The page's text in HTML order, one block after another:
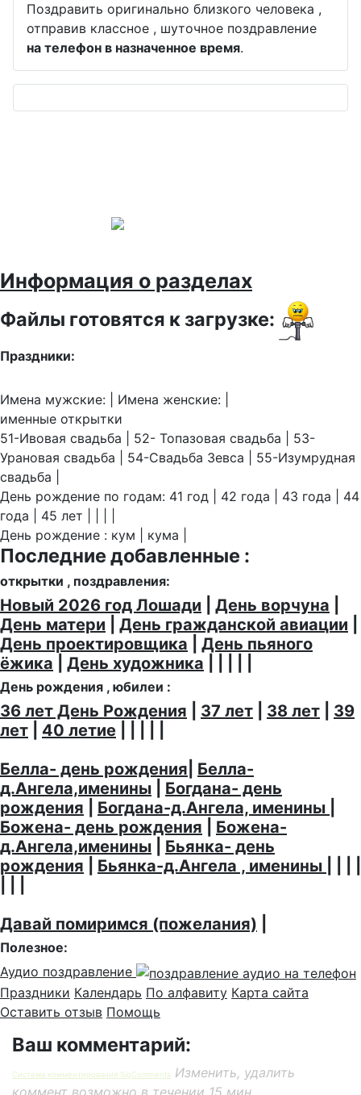
Поздравить оригинально близкого человека ,
отправив классное , шуточное поздравление
на телефон в назначенное время.
Информация о разделах
Файлы готовятся к загрузке:
Праздники:
Имена мужские: | Имена женские: |
именные открытки
51-Ивовая свадьба | 52- Топазовая свадьба | 53-
Урановая свадьба | 54-Свадьба Зевса | 55-Изумрудная
свадьба |
День рождение по годам: 41 год | 42 года | 43 года | 44
года | 45 лет | | | |
День рождение : кум | кума |
Последние добавленные :
открытки , поздравления:
Новый 2026 год Лошади День ворчуна
День матери
День гражданской авиации
День проектировщика
День пьяного
ёжика
День художника
День рождения , юбилеи :
36 лет День Рождения 37 лет 38 лет
39
лет
40 летие
Белла- день рождения Белла-
д.Ангела,именины
Богдана- день
рождения
Богдана-д.Ангела, именины
Божена- день рождения
Божена-
д.Ангела,именины
Бьянка- день
рождения
Бьянка-д.Ангела , именины
Давай помиримся (пожелания)
Полезное:
Аудио поздравление
Праздники Календарь По алфавиту Карта сайта
Оставить отзыв Помощь
Ваш комментарий:
Система комментирования SigComments
Изменить, удалить
коммент возможно в течении 15 мин